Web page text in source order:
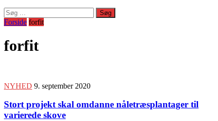
Søg
efter:
Forside forfit
forfit
NYHED 9. september 2020
Stort projekt skal omdanne nåletræsplantager til
varierede skove